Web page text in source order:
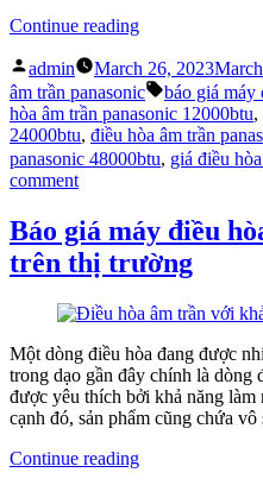
Continue reading“Báo
máy
điều
hòa
âm
trần
panasonic
thời
điểm
hiện
tại”
Posted
by
admin March 26, 2023
âm trần panasonic
Tags:
báo giá máy
hòa âm trần panasonic 12000btu,
24000btu, điều hòa âm trần
panasonic 48000btu, giá điều
commenton
giá
máy
điều
âm
trần
panasonic
ở
thời
điểm
tại
Báo giá máy điều
trên thị trường
Một dòng điều hòa đang được
trong dạo gần đây chính là dòng
được yêu thích bởi khả năng
cạnh đó, sản phẩm cũng chứa
Continue reading“Báo